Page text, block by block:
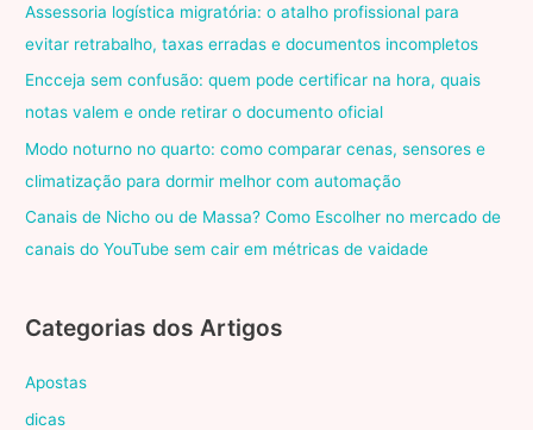
Assessoria logística migratória: o atalho profissional para
evitar retrabalho, taxas erradas e documentos incompletos
Encceja sem confusão: quem pode certificar na hora, quais
notas valem e onde retirar o documento oficial
Modo noturno no quarto: como comparar cenas, sensores e
climatização para dormir melhor com automação
Canais de Nicho ou de Massa? Como Escolher no mercado de
canais do YouTube sem cair em métricas de vaidade
Categorias dos Artigos
Apostas
dicas